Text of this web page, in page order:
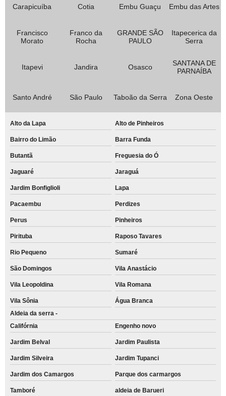
Carapicuíba Cotia Embu Guaçu Embu das Artes
Francisco
Morato
Franco da
Rocha
GRANDE SÃO
PAULO
Itapecerica da
Serra
Itapevi Jandira Osasco
SANTANA DE
PARNAÍBA
Santo André São Paulo Taboão da Serra Zona Oeste
Alto da Lapa Alto de Pinheiros
Bairro do Limão Barra Funda
Butantã Freguesia do Ó
Jaguaré Jaraguá
Jardim Bonfiglioli Lapa
Pacaembu Perdizes
Perus Pinheiros
Pirituba Raposo Tavares
Rio Pequeno Sumaré
São Domingos Vila Anastácio
Vila Leopoldina Vila Romana
Vila Sônia
Água Branca
Aldeia da serra -
Califórnia
Engenho novo
Jardim Belval Jardim Paulista
Jardim Silveira Jardim Tupanci
Jardim dos Camargos Parque dos carmargos
Tamboré aldeia de Barueri